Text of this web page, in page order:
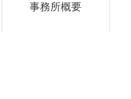
事務所概要